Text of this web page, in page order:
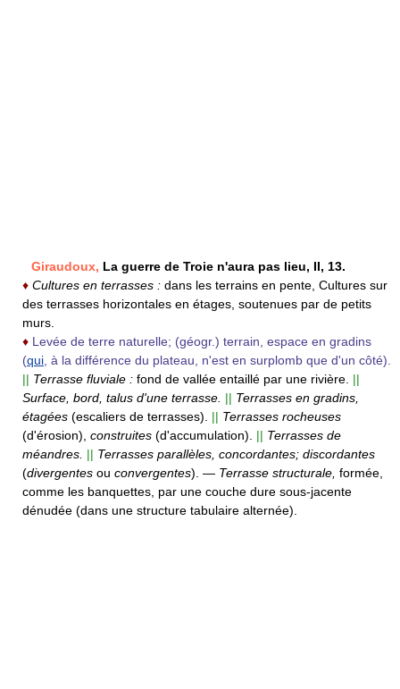
Giraudoux, La guerre de Troie n'aura pas lieu, II, 13.
♦ Cultures en terrasses : dans les terrains en pente, Cultures sur
des terrasses horizontales en étages, soutenues par de petits
murs.
♦ Levée de terre naturelle; (géogr.) terrain, espace en gradins
(qui, à la différence du plateau, n'est en surplomb que d'un côté).
|| Terrasse fluviale : fond de vallée entaillé par une rivière. ||
Surface, bord, talus d'une terrasse. || Terrasses en gradins,
étagées (escaliers de terrasses). || Terrasses rocheuses
(d'érosion), construites (d'accumulation). || Terrasses de
méandres. || Terrasses parallèles, concordantes; discordantes
(divergentes ou convergentes). — Terrasse structurale, formée,
comme les banquettes, par une couche dure sous-jacente
dénudée (dans une structure tabulaire alternée).